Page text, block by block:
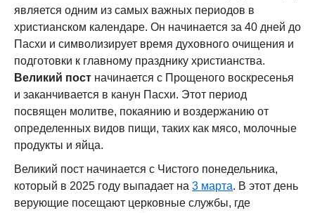
является одним из самых важных периодов в
христианском календаре. Он начинается за 40 дней до
Пасхи и символизирует время духовного очищения и
подготовки к главному празднику христианства.
Великий пост начинается с Прощеного воскресенья
и заканчивается в канун Пасхи. Этот период
посвящен молитве, покаянию и воздержанию от
определенных видов пищи, таких как мясо, молочные
продукты и яйца.
Великий пост начинается с Чистого понедельника,
который в 2025 году выпадает на 3 марта. В этот день
верующие посещают церковные службы, где